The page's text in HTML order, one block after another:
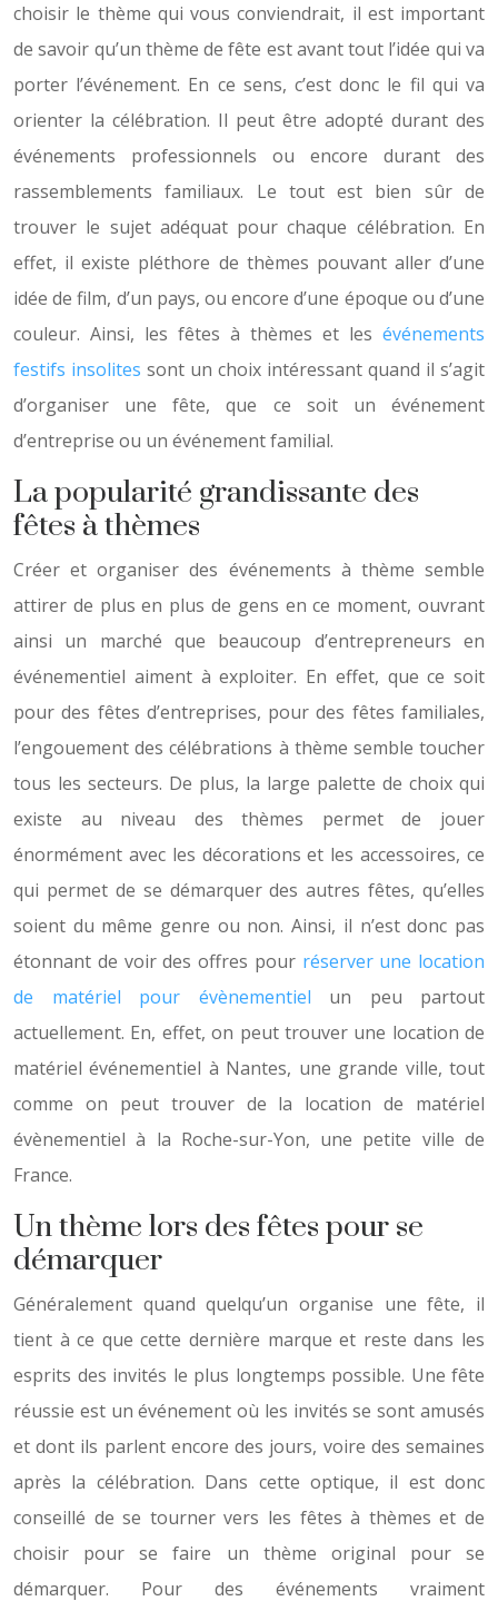
choisir le thème qui vous conviendrait, il est important
de savoir qu’un thème de fête est avant tout l’idée qui va
porter l’événement. En ce sens, c’est donc le fil qui va
orienter la célébration. Il peut être adopté durant des
événements professionnels ou encore durant des
rassemblements familiaux. Le tout est bien sûr de
trouver le sujet adéquat pour chaque célébration. En
effet, il existe pléthore de thèmes pouvant aller d’une
idée de film, d’un pays, ou encore d’une époque ou d’une
couleur. Ainsi, les fêtes à thèmes et les événements
festifs insolites sont un choix intéressant quand il s’agit
d’organiser une fête, que ce soit un événement
d’entreprise ou un événement familial.
La popularité grandissante des
fêtes à thèmes
Créer et organiser des événements à thème semble
attirer de plus en plus de gens en ce moment, ouvrant
ainsi un marché que beaucoup d’entrepreneurs en
événementiel aiment à exploiter. En effet, que ce soit
pour des fêtes d’entreprises, pour des fêtes familiales,
l’engouement des célébrations à thème semble toucher
tous les secteurs. De plus, la large palette de choix qui
existe au niveau des thèmes permet de jouer
énormément avec les décorations et les accessoires, ce
qui permet de se démarquer des autres fêtes, qu’elles
soient du même genre ou non. Ainsi, il n’est donc pas
étonnant de voir des offres pour réserver une location
de matériel pour évènementiel un peu partout
actuellement. En, effet, on peut trouver une location de
matériel événementiel à Nantes, une grande ville, tout
comme on peut trouver de la location de matériel
évènementiel à la Roche-sur-Yon, une petite ville de
France.
Un thème lors des fêtes pour se
démarquer
Généralement quand quelqu’un organise une fête, il
tient à ce que cette dernière marque et reste dans les
esprits des invités le plus longtemps possible. Une fête
réussie est un événement où les invités se sont amusés
et dont ils parlent encore des jours, voire des semaines
après la célébration. Dans cette optique, il est donc
conseillé de se tourner vers les fêtes à thèmes et de
choisir pour se faire un thème original pour se
démarquer. Pour des événements vraiment